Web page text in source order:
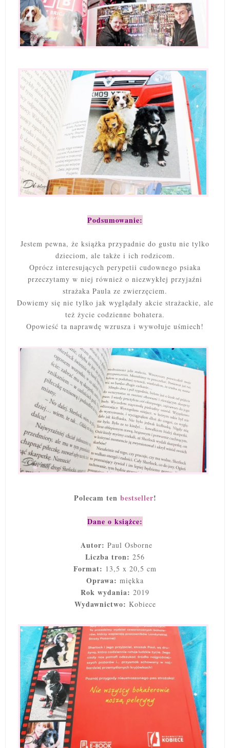
Podsumowanie:
Jestem pewna, że książka przypadnie do gustu nie tylko
dzieciom, ale także i ich rodzicom.
Oprócz interesujących perypetii cudownego psiaka
przeczytamy w niej również o niezwykłej przyjaźni
strażaka Paula ze zwierzęciem.
Dowiemy się nie tylko jak wyglądały akcie strażackie, ale
też życie codzienne bohatera.
Opowieść ta naprawdę wzrusza i wywołuje uśmiech!
Polecam ten bestseller!
Dane o książce:
Autor: Paul Osborne
Liczba tron: 256
Format: 13,5 x 20,5 cm
Oprawa: miękka
Rok wydania: 2019
Wydawnictwo: Kobiece